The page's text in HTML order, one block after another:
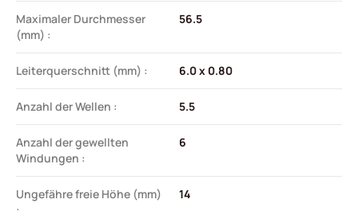
Maximaler Durchmesser
(mm) :
56.5
Leiterquerschnitt (mm) : 6.0 x 0.80
Anzahl der Wellen : 5.5
Anzahl der gewellten
Windungen :
6
Ungefähre freie Höhe (mm)
14